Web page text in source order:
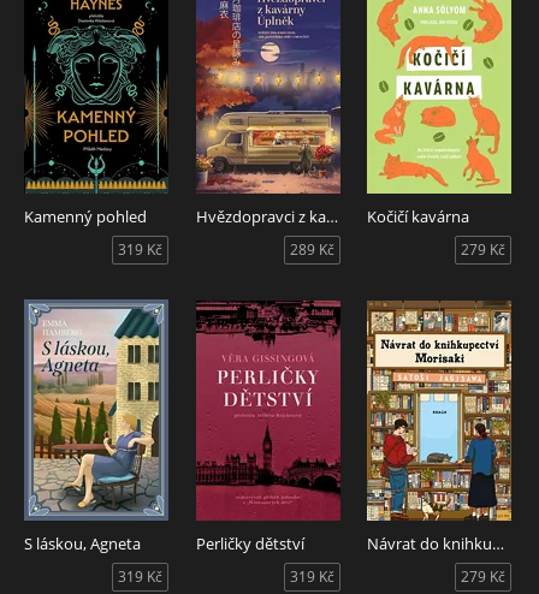
Kamenný pohled
319 Kč
Hvězdopravci z kavárny Úplněk
289 Kč
Kočičí kavárna
279 Kč
S láskou, Agneta
319 Kč
Perličky dětství
319 Kč
Návrat do knihkupectví Morisaki
279 Kč